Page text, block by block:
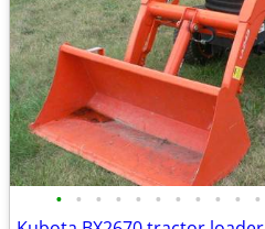
• • • • • • • • • • •